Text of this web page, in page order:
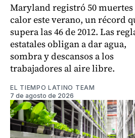
Maryland registró 50
calor este verano, un récord
supera las 46 de 2012. Las
estatales obligan a dar agua,
sombra y descansos a los
trabajadores al aire libre.
EL TIEMPO LATINO TEAM
7 de agosto de 2026